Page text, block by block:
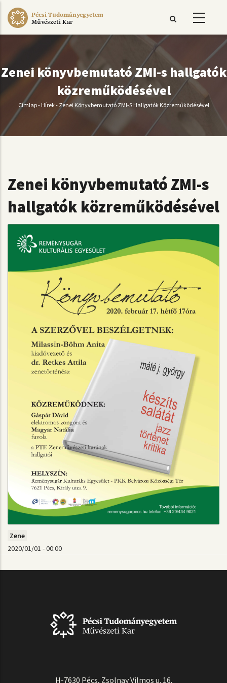
Ugrás
Pécsi Tudományegyetem
Művészeti Kar
Zenei könyvbemutató ZMI-s hallgatók
közreműködésével
Morzsa
Címlap- Hírek- Zenei Könyvbemutató ZMI-S Hallgatók Közreműködésével
Zenei könyvbemutató ZMI-s
hallgatók közreműködésével
Zene
2020/01/01 - 00:00
H-7630 Pécs, Zsolnay Vilmos u. 16.